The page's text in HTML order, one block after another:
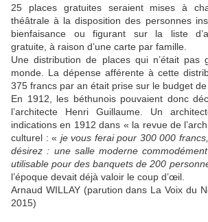
25 places gratuites seraient mises à
théâtrale à la disposition des personnes
bienfaisance ou figurant sur la liste
gratuite, à raison d’une carte par famille.
Une distribution de places qui n’était pas
monde. La dépense afférente à cette
375 francs par an était prise sur le budget de
En 1912, les béthunois pouvaient donc
l’architecte Henri Guillaume. Un
indications en 1912 dans « la revue de
culturel : « je vous ferai pour 300 000
désirez : une salle moderne
utilisable pour des banquets de 200
l’époque devait déjà valoir le coup d’œil.
Arnaud WILLAY (parution dans La Voix du
2015)